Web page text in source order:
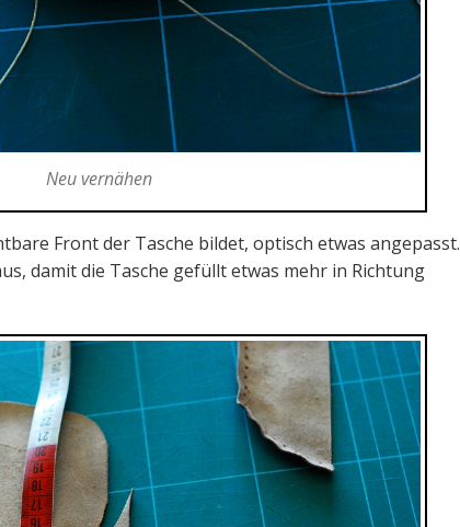
Neu vernähen
Front der Tasche bildet, optisch etwas angepasst.
damit die Tasche gefüllt etwas mehr in Richtung